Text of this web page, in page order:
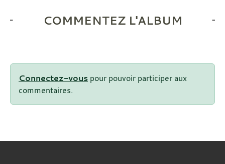
COMMENTEZ L'ALBUM
Connectez-vous pour pouvoir participer aux
commentaires.